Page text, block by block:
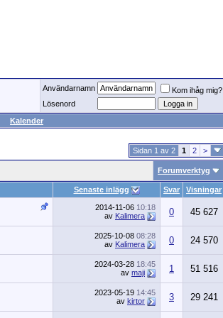
Användarnamn
Kom ihåg mig?
Lösenord
Kalender
Sidan 1 av 2 1 2 >
Forumverktyg
Senaste inlägg Svar Visningar
2014-11-06 10:18
av Kalimera 0 45 627
2025-10-08 08:28
av Kalimera 0 24 570
2024-03-28 18:45
av maji 1 51 516
2023-05-19 14:45
av kirtor 3 29 241